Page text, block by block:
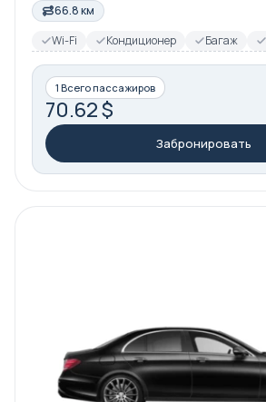
66.8 км
Wi-Fi
Кондиционер Багаж
1 Всего пассажиров
70.62 $
Забронировать